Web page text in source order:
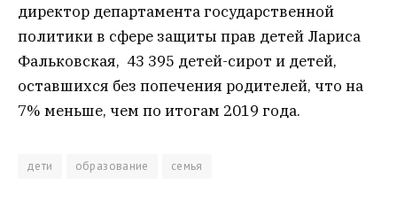
директор департамента государственной
политики в сфере защиты прав детей Лариса
Фальковская, 43 395 детей-сирот и детей,
оставшихся без попечения родителей, что на
7% меньше, чем по итогам 2019 года.
дети образование семья